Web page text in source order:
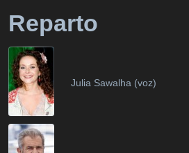
Reparto
Julia Sawalha (voz)